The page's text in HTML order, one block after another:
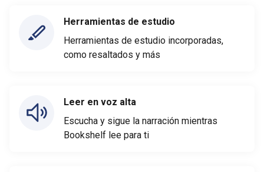
Herramientas de estudio
Herramientas de estudio incorporadas,
como resaltados y más
Leer en voz alta
Escucha y sigue la narración mientras
Bookshelf lee para ti